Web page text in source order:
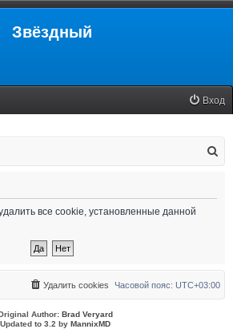
Звёздный
Вход
все cookie, установленные данной
Часовой пояс: UTC+03:00
Удалить cookies
Author: Brad Veryard
Updated to 3.2 by MannixMD